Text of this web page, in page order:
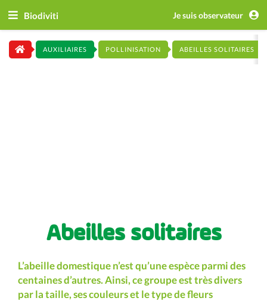
Biodiviti Je suis observateur
AUXILIAIRES POLLINISATION ABEILLES SOLITAIRES
Abeilles solitaires
L’abeille domestique n’est qu’une espèce parmi des
centaines d’autres. Ainsi, ce groupe est très divers
par la taille, ses couleurs et le type de fleurs